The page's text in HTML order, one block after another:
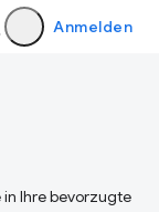
Anmelden
Ihre bevorzugte